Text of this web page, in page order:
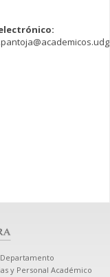
y Personal Académico